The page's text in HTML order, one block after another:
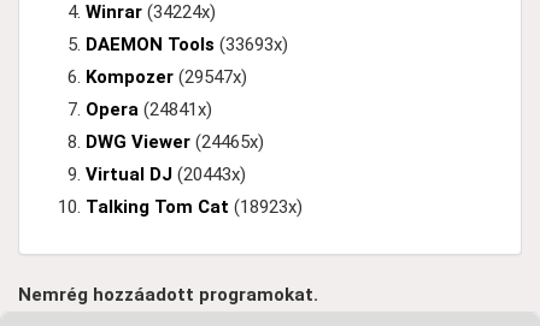
Winrar (34224x)
DAEMON Tools (33693x)
Kompozer (29547x)
Opera (24841x)
DWG Viewer (24465x)
Virtual DJ (20443x)
Talking Tom Cat (18923x)
Nemrég hozzáadott programokat.